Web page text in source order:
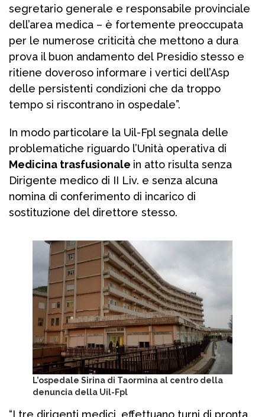
segretario generale e responsabile provinciale
dell’area medica – è fortemente preoccupata
per le numerose criticità che mettono a dura
prova il buon andamento del Presidio stesso e
ritiene doveroso informare i vertici dell’Asp
delle persistenti condizioni che da troppo
tempo si riscontrano in ospedale”.
In modo particolare la Uil-Fpl segnala delle
problematiche riguardo l’Unità operativa di
Medicina trasfusionale in atto risulta senza
Dirigente medico di II Liv. e senza alcuna
nomina di conferimento di incarico di
sostituzione del direttore stesso.
L’ospedale Sirina di Taormina al centro della
denuncia della Uil-Fpl
“I tre dirigenti medici, effettuano turni di pronta